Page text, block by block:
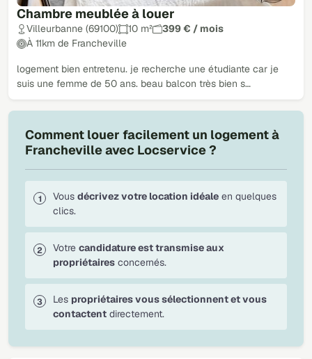
Chambre meublée à louer
Villeurbanne (69100) 10 m²
399 € / mois
À 11km de Francheville
logement bien entretenu. je recherche une étudiante car je
suis une femme de 50 ans. beau balcon très bien s…
Comment louer facilement un logement à
Francheville avec Locservice ?
Vous décrivez votre location idéale en quelques
clics.
Votre candidature est transmise aux
propriétaires concernés.
Les propriétaires vous sélectionnent et vous
contactent directement.